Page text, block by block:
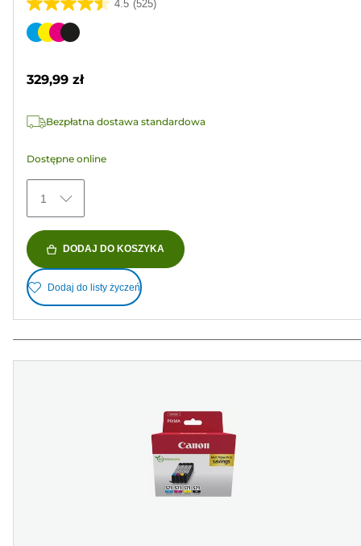
4.5 (525)
4.5
na
525
Wkład
329,99 zł
Bezpłatna dostawa standardowa
Dostępne online
1
DODAJ DO KOSZYKA
Dodaj do listy życzeń